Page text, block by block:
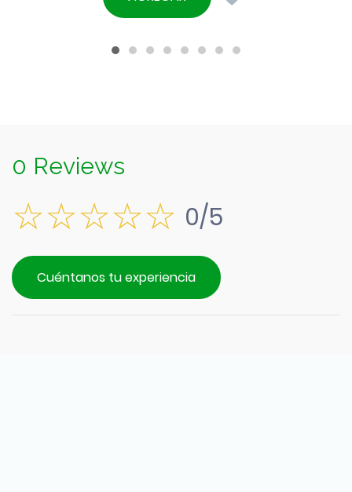
actual
$5.390.
0 Reviews
0/5
Cuéntanos tu experiencia